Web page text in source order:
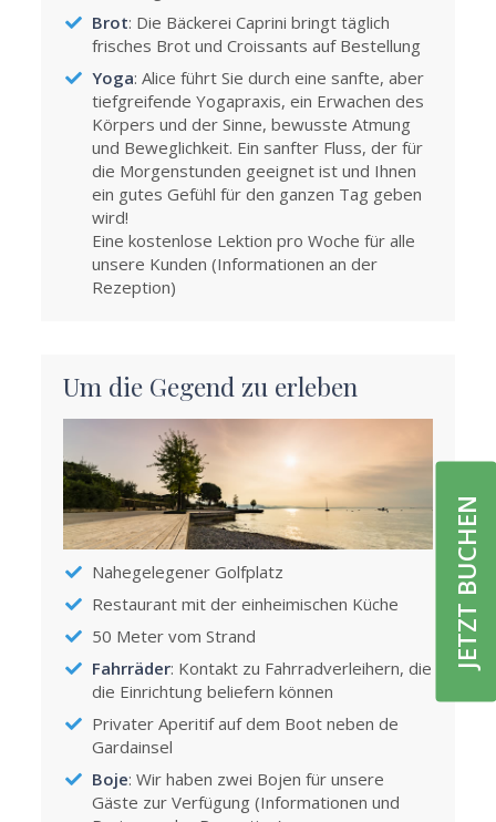
JETZT BUCHEN
Brot: Die Bäckerei Caprini bringt täglich
frisches Brot und Croissants auf Bestellung
Yoga: Alice führt Sie durch eine sanfte, aber
tiefgreifende Yogapraxis, ein Erwachen des
Körpers und der Sinne, bewusste Atmung
und Beweglichkeit. Ein sanfter Fluss, der für
die Morgenstunden geeignet ist und Ihnen
ein gutes Gefühl für den ganzen Tag geben
wird!
Eine kostenlose Lektion pro Woche für alle
unsere Kunden (Informationen an der
Rezeption)
Um die Gegend zu erleben
Nahegelegener Golfplatz
Restaurant mit der einheimischen Küche
50 Meter vom Strand
Fahrräder: Kontakt zu Fahrradverleihern, die
die Einrichtung beliefern können
Privater Aperitif auf dem Boot neben de
Gardainsel
Boje: Wir haben zwei Bojen für unsere
Gäste zur Verfügung (Informationen und